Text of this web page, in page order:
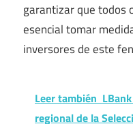
garantizar que todos
esencial tomar
inversores de este
Leer también
regional de la